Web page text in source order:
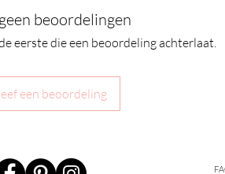
beoordelingen
eerste die een beoordeling achterlaat.
een beoordeling